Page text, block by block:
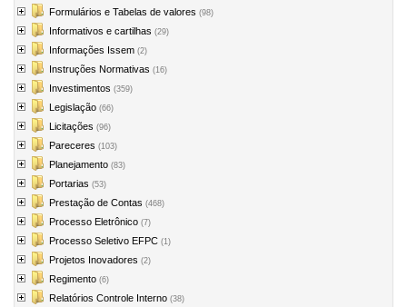
Formulários e Tabelas de valores (98)
Informativos e cartilhas (29)
Informações Issem (2)
Instruções Normativas (16)
Investimentos (359)
Legislação (66)
Licitações (96)
Pareceres (103)
Planejamento (83)
Portarias (53)
Prestação de Contas (468)
Processo Eletrônico (7)
Processo Seletivo EFPC (1)
Projetos Inovadores (2)
Regimento (6)
Relatórios Controle Interno (38)